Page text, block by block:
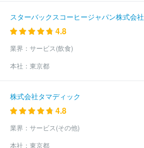
スターバックスコーヒージャパン株式会社
4.8
業界： サービス(飲食)
本社： 東京都
株式会社タマディック
4.8
業界： サービス(その他)
本社： 東京都